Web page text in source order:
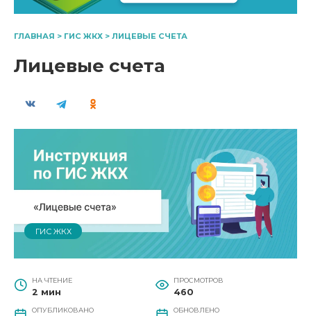
ГЛАВНАЯ > ГИС ЖКХ > ЛИЦЕВЫЕ СЧЕТА
Лицевые счета
ГИС ЖКХ
НА ЧТЕНИЕ
2 мин
ПРОСМОТРОВ
460
ОПУБЛИКОВАНО ОБНОВЛЕНО